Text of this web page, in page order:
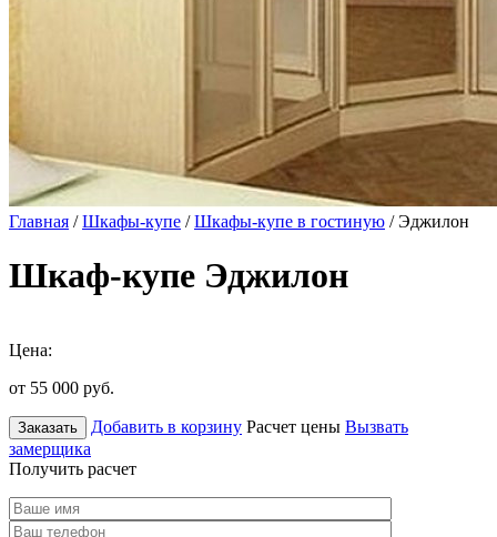
Главная /Шкафы-купе /Шкафы-купе в гостиную / Эджилон
Шкаф-купе Эджилон
Цена:
от 55 000 руб.
Заказать Добавить в корзину Расчет цены Вызвать
замерщика
Получить расчет